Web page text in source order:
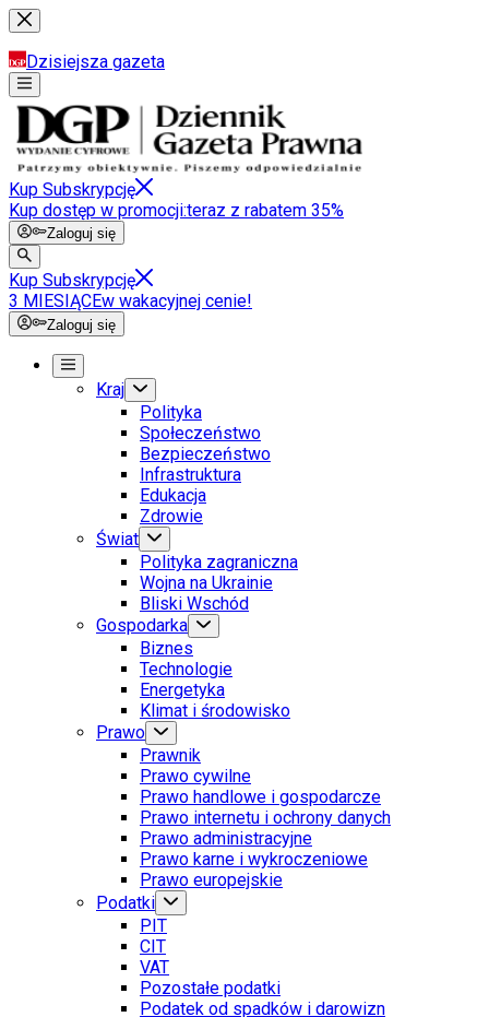
Dzisiejsza gazeta
Kup Subskrypcję
Kup dostęp w promocji:teraz z rabatem 35%
Zaloguj się
Kup Subskrypcję
3 MIESIĄCEw wakacyjnej cenie!
Zaloguj się
Kraj
Polityka
Społeczeństwo
Bezpieczeństwo
Infrastruktura
Edukacja
Zdrowie
Świat
Polityka zagraniczna
Wojna na Ukrainie
Bliski Wschód
Gospodarka
Biznes
Technologie
Energetyka
Klimat i środowisko
Prawo
Prawnik
Prawo cywilne
Prawo handlowe i gospodarcze
Prawo internetu i ochrony danych
Prawo administracyjne
Prawo karne i wykroczeniowe
Prawo europejskie
Podatki
PIT
CIT
VAT
Pozostałe podatki
Podatek od spadków i darowizn